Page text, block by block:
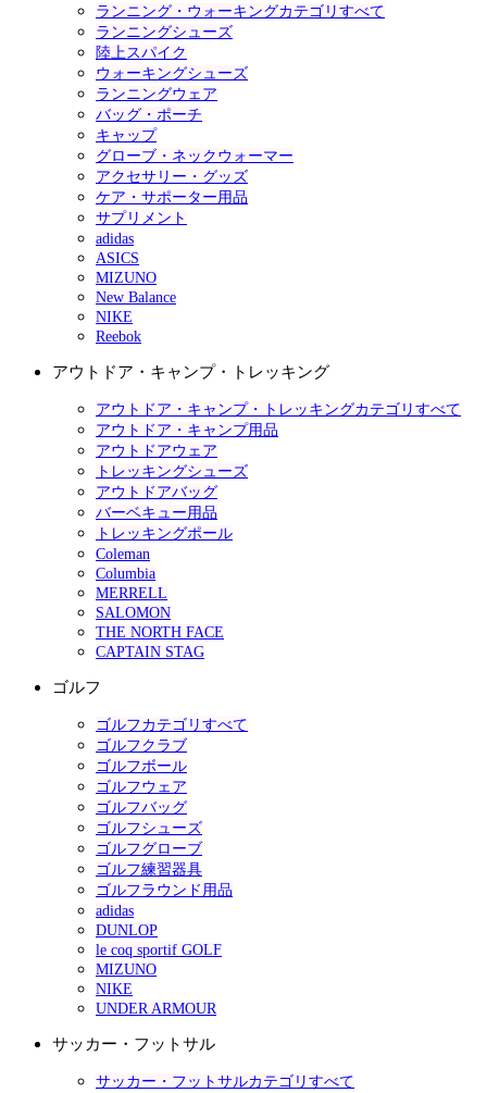
ランニング・ウォーキングカテゴリすべて
ランニングシューズ
陸上スパイク
ウォーキングシューズ
ランニングウェア
バッグ・ポーチ
キャップ
グローブ・ネックウォーマー
アクセサリー・グッズ
ケア・サポーター用品
サプリメント
adidas
ASICS
MIZUNO
New Balance
NIKE
Reebok
アウトドア・キャンプ・トレッキング
アウトドア・キャンプ・トレッキングカテゴリすべて
アウトドア・キャンプ用品
アウトドアウェア
トレッキングシューズ
アウトドアバッグ
バーベキュー用品
トレッキングポール
Coleman
Columbia
MERRELL
SALOMON
THE NORTH FACE
CAPTAIN STAG
ゴルフ
ゴルフカテゴリすべて
ゴルフクラブ
ゴルフボール
ゴルフウェア
ゴルフバッグ
ゴルフシューズ
ゴルフグローブ
ゴルフ練習器具
ゴルフラウンド用品
adidas
DUNLOP
le coq sportif GOLF
MIZUNO
NIKE
UNDER ARMOUR
サッカー・フットサル
サッカー・フットサルカテゴリすべて